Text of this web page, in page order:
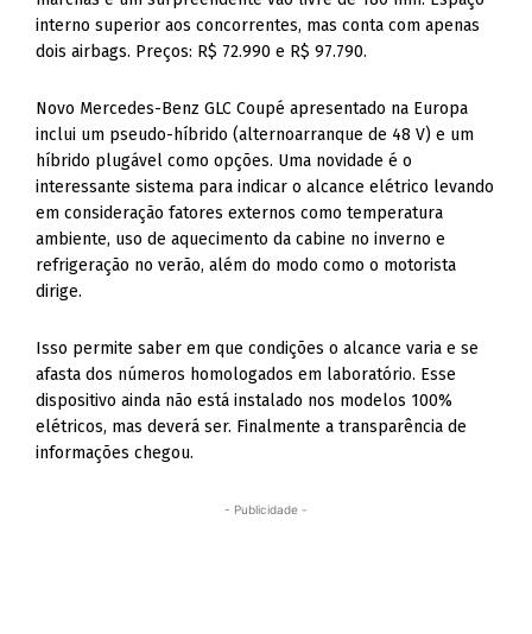
interno superior aos concorrentes, mas conta com apenas
dois airbags. Preços: R$ 72.990 e R$ 97.790.
Novo Mercedes-Benz GLC Coupé apresentado na Europa
inclui um pseudo-híbrido (alternoarranque de 48 V) e um
híbrido plugável como opções. Uma novidade é o
interessante sistema para indicar o alcance elétrico levando
em consideração fatores externos como temperatura
ambiente, uso de aquecimento da cabine no inverno e
refrigeração no verão, além do modo como o motorista
dirige.
Isso permite saber em que condições o alcance varia e se
afasta dos números homologados em laboratório. Esse
dispositivo ainda não está instalado nos modelos 100%
elétricos, mas deverá ser. Finalmente a transparência de
informações chegou.
- Publicidade -